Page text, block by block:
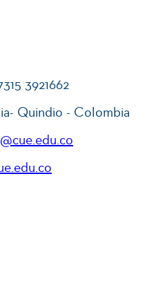
3921662
Quindio - Colombia